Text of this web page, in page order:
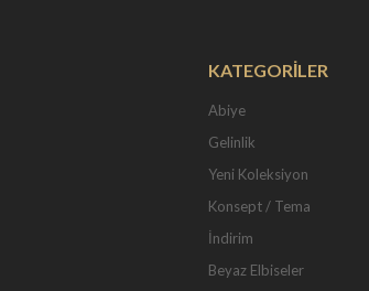
KATEGORİLER
Abiye
Gelinlik
Yeni Koleksiyon
Konsept / Tema
İndirim
Beyaz Elbiseler